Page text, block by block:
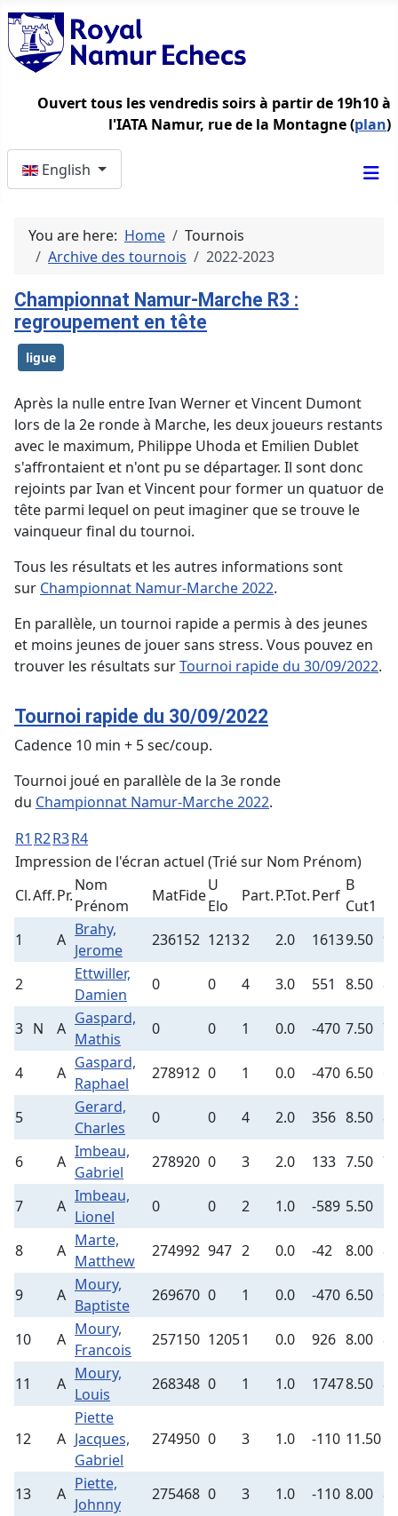
Ouvert tous les vendredis soirs à partir de 19h10 à
l'IATA Namur, rue de la Montagne (plan)
English
You are here: Home
Tournois
Archive des tournois
2022-2023
Championnat Namur-Marche R3 :
regroupement en tête
ligue
Après la nulle entre Ivan Werner et Vincent Dumont
lors de la 2e ronde à Marche, les deux joueurs restants
avec le maximum, Philippe Uhoda et Emilien Dublet
s'affrontaient et n'ont pu se départager. Il sont donc
rejoints par Ivan et Vincent pour former un quatuor de
tête parmi lequel on peut imaginer que se trouve le
vainqueur final du tournoi.
Tous les résultats et les autres informations sont
sur Championnat Namur-Marche 2022.
En parallèle, un tournoi rapide a permis à des jeunes
et moins jeunes de jouer sans stress. Vous pouvez en
trouver les résultats surTournoi rapide du 30/09/2022.
Tournoi rapide du 30/09/2022
Cadence 10 min + 5 sec/coup.
Tournoi joué en parallèle de la 3e ronde
du Championnat Namur-Marche 2022.
R1 R2R3R4
Impression de l'écran actuel (Trié sur Nom Prénom)
Cl.Aff.Pr.
Nom
Prénom
MatFide
U
Elo
Part.P.Tot.Perf
B
Cut1
1 A
Brahy,
Jerome
236152 12132 2.0 16139.50
2
Ettwiller,
Damien
0 0 4 3.0 551 8.50
3 N A
Gaspard,
Mathis
0 0 1 0.0 -470 7.50
4 A
Gaspard,
Raphael
278912 0 1 0.0 -470 6.50
5
Gerard,
Charles
0 0 4 2.0 356 8.50
6 A
Imbeau,
Gabriel
278920 0 3 2.0 133 7.50
7 A
Imbeau,
Lionel
0 0 2 1.0 -589 5.50
8 A
Marte,
Matthew
274992 947 2 0.0 -42 8.00
9 A
Moury,
Baptiste
269670 0 1 0.0 -470 6.50
10 A
Moury,
Francois
257150 12051 0.0 926 8.00
11 A
Moury,
Louis
268348 0 1 1.0 17478.50
12 A
Piette
Jacques,
Gabriel
274950 0 3 1.0 -110 11.50
13 A
Piette,
Johnny
275468 0 3 1.0 -110 8.00